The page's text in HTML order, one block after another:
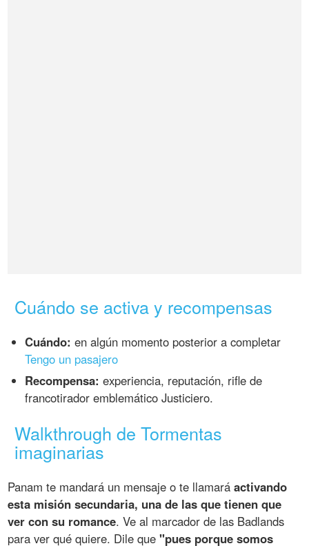
Cuándo se activa y recompensas
Cuándo: en algún momento posterior a completar
Tengo un pasajero
Recompensa: experiencia, reputación, rifle de
francotirador emblemático Justiciero.
Walkthrough de Tormentas
imaginarias
Panam te mandará un mensaje o te llamaráactivando
esta misión secundaria, una de las que tienen que
ver con su romance. Ve al marcador de las Badlands
para ver qué quiere. Dile que"pues porque somos